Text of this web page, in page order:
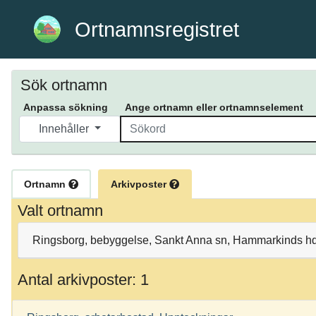
Ortnamnsregistret
Sök ortnamn
Anpassa sökning Ange ortnamn eller ortnamnselement
Innehåller
Ortnamn Arkivposter
Valt ortnamn
Ringsborg, bebyggelse, Sankt Anna sn, Hammarkinds
Antal arkivposter: 1